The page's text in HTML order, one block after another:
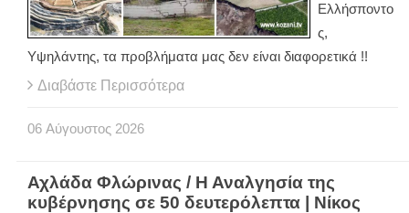
Ελλήσποντο
ς,
Υψηλάντης, τα προβλήματα μας δεν είναι διαφορετικά !!
Διαβάστε Περισσότερα
06 Αύγουστος 2026
Αχλάδα Φλώρινας / Η Αναλγησία της
κυβέρνησης σε 50 δευτερόλεπτα | Νίκος